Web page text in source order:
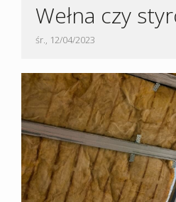
śr., 12/04/2023